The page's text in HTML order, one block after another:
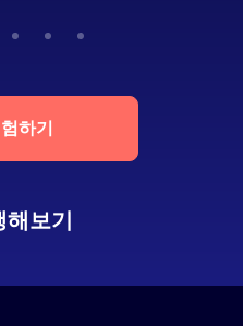
하기
해보기